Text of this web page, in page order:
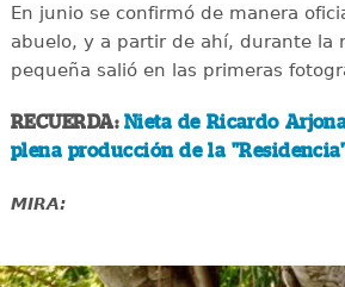
En junio se confirmó de manera
abuelo, y a partir de ahí, durante la
pequeña salió en las primeras
RECUERDA: Nieta de Ricardo
plena producción de la
MIRA: